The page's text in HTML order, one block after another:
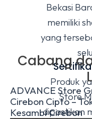
Bekasi
memiliki
yang
Produk
Store
dipastikan
Cabang
ADVANCE Store
Cirebon Cipto –
Kesambi Cirebon